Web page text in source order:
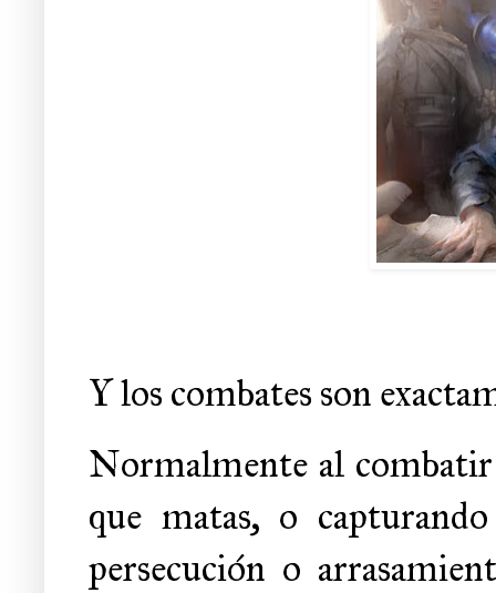
Y los combates son
Normalmente al
que matas, o
persecución o